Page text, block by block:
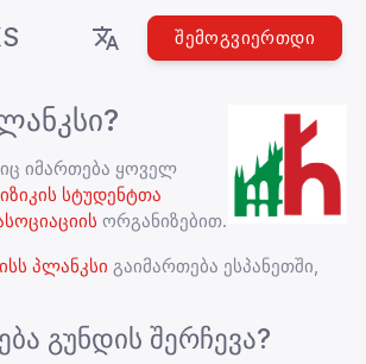
ᲨᲔᲛᲝᲒᲕᲘᲔᲠᲗᲓᲘ
?
იმართება ყოველ
სტუდენტთა
ორგანიზებით.
პლანკსი გაიმართება ესპანეთში,
გუნდის შერჩევა?